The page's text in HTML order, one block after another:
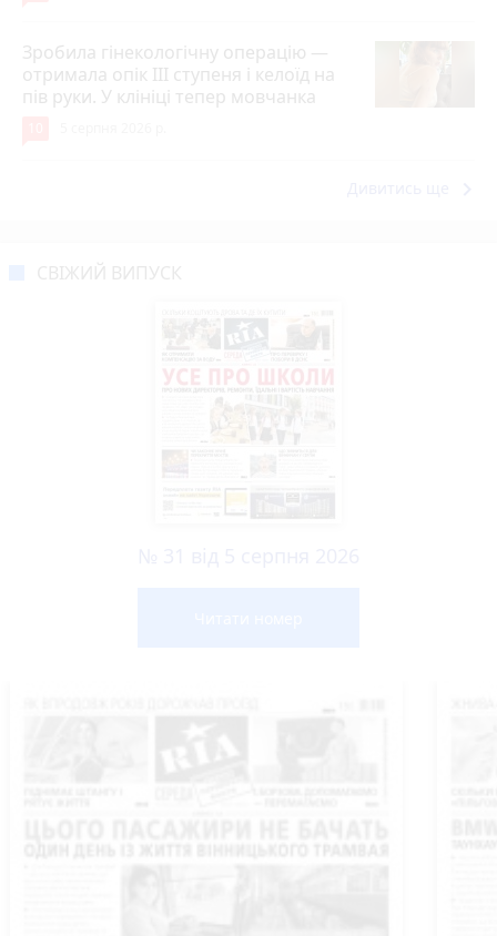
Зробила гінекологічну операцію —
отримала опік ІІІ ступеня і келоїд на
пів руки. У клініці тепер мовчанка